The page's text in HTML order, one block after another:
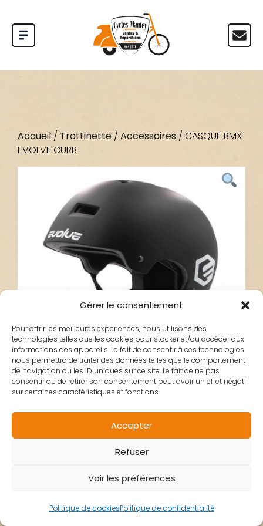
Gérer le consentement
Pour offrir les meilleures expériences, nous utilisons des
technologies telles que les cookies pour stocker et/ou accéder aux
informations des appareils. Le fait de consentir à ces technologies
nous permettra de traiter des données telles que le comportement
de navigation ou les ID uniques sur ce site. Le fait de ne pas
consentir ou de retirer son consentement peut avoir un effet négatif
sur certaines caractéristiques et fonctions.
Accepter
Refuser
Voir les préférences
Politique de cookiesPolitique de confidentialité
Accueil / Trottinette / Accessoires / CASQUE BMX
EVOLVE CURB
CASQUE BMX